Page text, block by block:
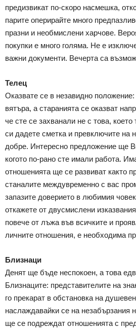
предизвикат по-скоро насмешка,
парите оперирайте много
празни и необмислени харчове.
покупки е много голяма. Не е
важни документи. Вечерта са
Телец
Оказвате се в незавидно
вятъра, а старанията се оказват
че сте се захванали не с това,
си дадете сметка и превключите на
добре. Интересно предложение ще
когото по-рано сте имали работа.
отношенията ще се развиват както
станалите междувременно с вас
запазите доверието в любимия
откажете от двусмислени
повече от лъжа във всичките и
личните отношения, е необходима
Близнаци
Денят ще бъде неспокоен, а това
Близнаците: представителите на
го прекарат в обстановка на
наслаждавайки се на незабързания
ще се подреждат отношенията с